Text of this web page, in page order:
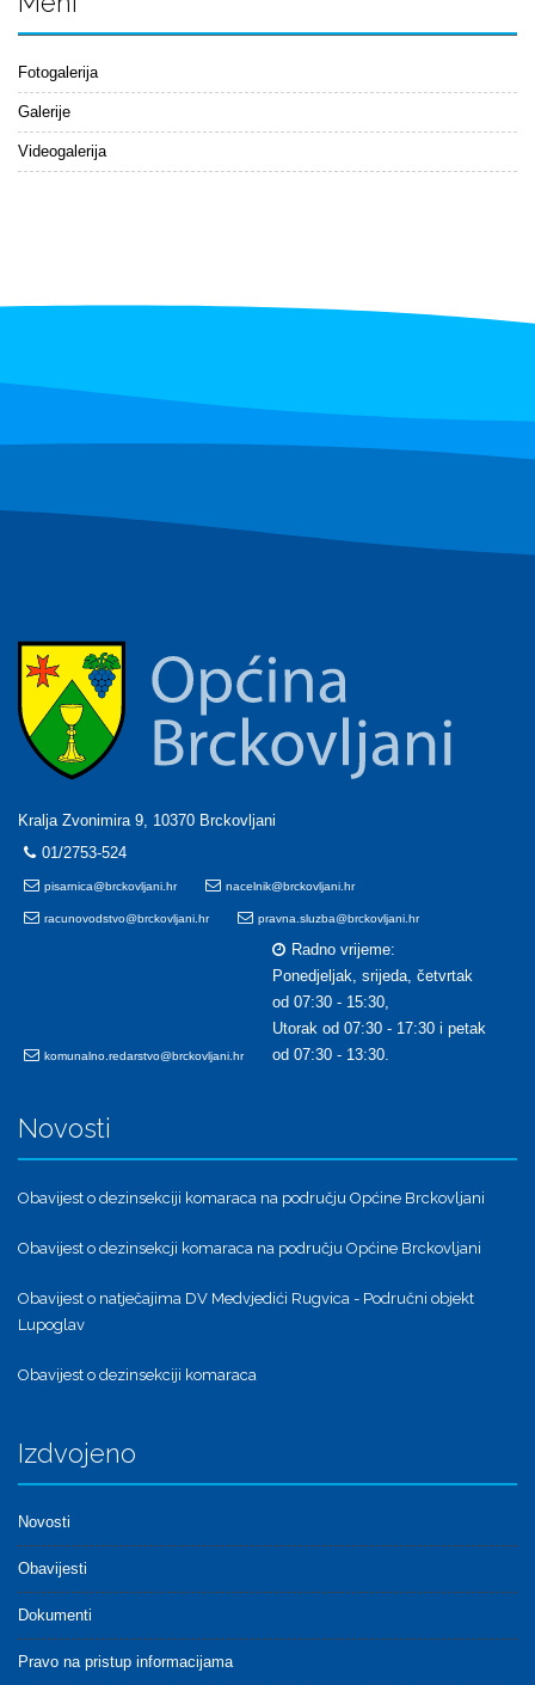
Fotogalerija
Galerije
Videogalerija
Kralja Zvonimira 9, 10370 Brckovljani
01/2753-524
pisarnica@brckovljani.hr nacelnik@brckovljani.hr
racunovodstvo@brckovljani.hr pravna.sluzba@brckovljani.hr
komunalno.redarstvo@brckovljani.hr
Radno vrijeme:
Ponedjeljak, srijeda, četvrtak
od 07:30 - 15:30,
Utorak od 07:30 - 17:30 i petak
od 07:30 - 13:30.
Novosti
Obavijest o dezinsekciji komaraca na području Općine Brckovljani
Obavijest o dezinsekcji komaraca na području Općine Brckovljani
Obavijest o natječajima DV Medvjedići Rugvica - Područni objekt
Lupoglav
Obavijest o dezinsekciji komaraca
Izdvojeno
Novosti
Obavijesti
Dokumenti
Pravo na pristup informacijama